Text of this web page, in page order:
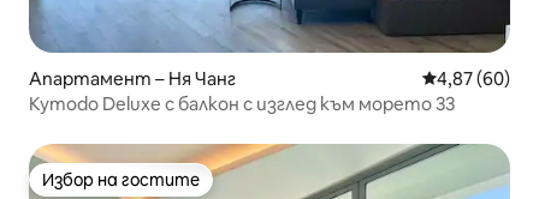
Апартамент – Ня Чанг Средна
4,87 (60)
Kymodo Deluxe с балкон с изглед към морето 33
Избор на гостите
Избор на гостите